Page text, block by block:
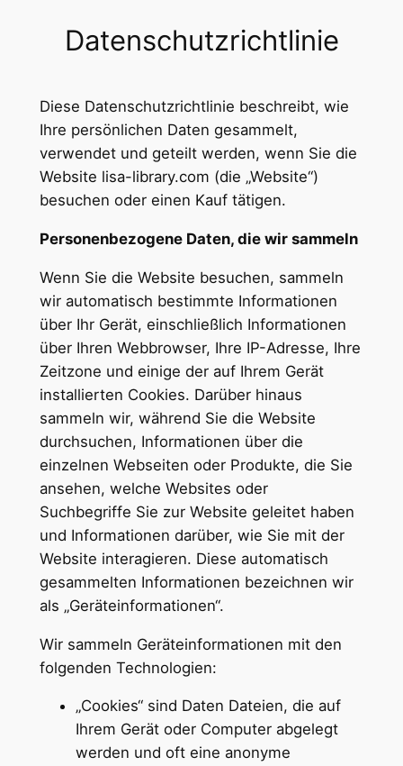
Datenschutzrichtlinie
Diese Datenschutzrichtlinie beschreibt, wie
Ihre persönlichen Daten gesammelt,
verwendet und geteilt werden, wenn Sie die
Website lisa-library.com (die „Website“)
besuchen oder einen Kauf tätigen.
Personenbezogene Daten, die wir sammeln
Wenn Sie die Website besuchen, sammeln
wir automatisch bestimmte Informationen
über Ihr Gerät, einschließlich Informationen
über Ihren Webbrowser, Ihre IP-Adresse, Ihre
Zeitzone und einige der auf Ihrem Gerät
installierten Cookies. Darüber hinaus
sammeln wir, während Sie die Website
durchsuchen, Informationen über die
einzelnen Webseiten oder Produkte, die Sie
ansehen, welche Websites oder
Suchbegriffe Sie zur Website geleitet haben
und Informationen darüber, wie Sie mit der
Website interagieren. Diese automatisch
gesammelten Informationen bezeichnen wir
als „Geräteinformationen“.
Wir sammeln Geräteinformationen mit den
folgenden Technologien:
„Cookies“ sind Daten Dateien, die auf
Ihrem Gerät oder Computer abgelegt
werden und oft eine anonyme